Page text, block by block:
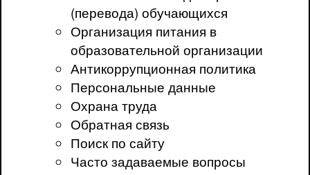
(перевода) обучающихся
Организация питания в
образовательной организации
Антикоррупционная политика
Персональные данные
Охрана труда
Обратная связь
Поиск по сайту
Часто задаваемые вопросы